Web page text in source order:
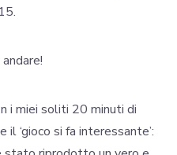
i miei soliti 20 minuti di
‘gioco si fa interessante’: